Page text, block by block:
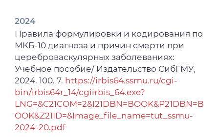
Анализ этиологической структуры
бактериальных пневмоний у больных,
перенесших новую коронавирусную
инфекцию COVID-19 (по данным
протоколов патологоанатомических
исследований) / А. А. Неклюдов, А. В.
Завьялов, Н. В. Крахмаль [и др.] //
Бородинские чтения: материалы III
Международной научно-практической
конференции, посвященной 90-летию
академика РАН Юрия Ивановича
2024
Правила формулировки и кодирования по
МКБ-10 диагноза и причин смерти при
цереброваскулярных заболеваниях:
Учебное пособие/ Издательство СибГМУ,
2024. 100. 7. https://irbis64.ssmu.ru/cgi-
bin/irbis64r_14/cgiirbis_64.exe?
LNG=&C21COM=2&I21DBN=BOOK&P21DBN=B
OOK&Z21ID=&Image_file_name=tut_ssmu-
2024-20.pdf